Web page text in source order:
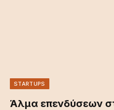
STARTUPS
Άλμα επενδύσεων